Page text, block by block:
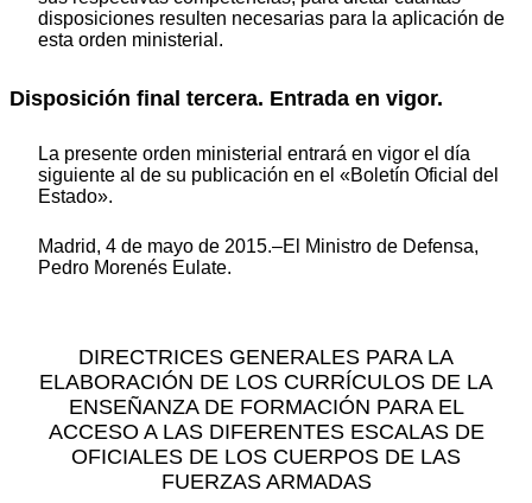
disposiciones resulten necesarias para la aplicación de
esta orden ministerial.
Disposición final tercera. Entrada en vigor.
La presente orden ministerial entrará en vigor el día
siguiente al de su publicación en el «Boletín Oficial del
Estado».
Madrid, 4 de mayo de 2015.–El Ministro de Defensa,
Pedro Morenés Eulate.
DIRECTRICES GENERALES PARA LA
ELABORACIÓN DE LOS CURRÍCULOS DE LA
ENSEÑANZA DE FORMACIÓN PARA EL
ACCESO A LAS DIFERENTES ESCALAS DE
OFICIALES DE LOS CUERPOS DE LAS
FUERZAS ARMADAS